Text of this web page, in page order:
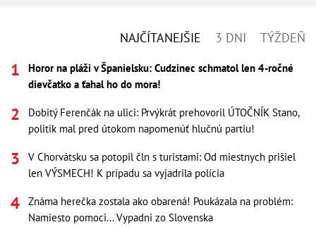
NAJČÍTANEJŠIE 3 DNI TÝŽDEŇ
Horor na pláži v Španielsku: Cudzinec schmatol len 4-ročné
dievčatko a ťahal ho do mora!
Dobitý Ferenčák na ulici: Prvýkrát prehovoril ÚTOČNÍK Stano,
politik mal pred útokom napomenúť hlučnú partiu!
V Chorvátsku sa potopil čln s turistami: Od miestnych prišiel
len VÝSMECH! K prípadu sa vyjadrila polícia
Známa herečka zostala ako obarená! Poukázala na problém:
Namiesto pomoci... Vypadni zo Slovenska